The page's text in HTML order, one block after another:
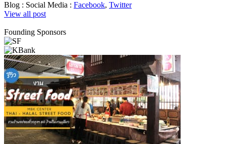
Blog : Social Media : Facebook, Twitter
View all post
Founding Sponsors